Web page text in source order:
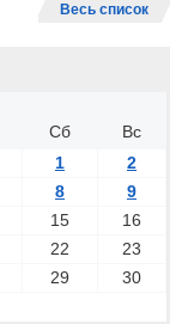
Весь список
Сб
Вс
1
2
8
9
15
16
22
23
29
30